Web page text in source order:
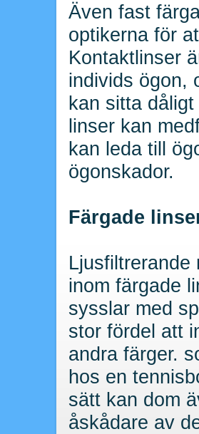
Även fast
optikerna för
Kontaktlinser
individs ögon,
kan sitta
linser kan
kan leda till
ögonskador.
Färgade
Ljusfiltrerande
inom färgade
sysslar med
stor fördel att
andra färger.
hos en
sätt kan dom
åskådare av